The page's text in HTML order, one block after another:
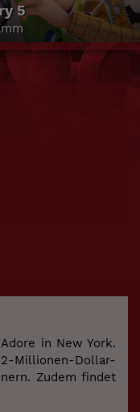
5
in New York.
Millionen-Dollar-
Zudem findet